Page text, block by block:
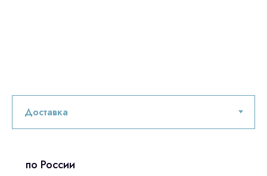
по России